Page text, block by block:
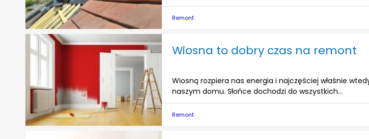
Remont
Wiosna to dobry czas na remont
Wiosną rozpiera nas energia i najczęściej właśnie
naszym domu. Słońce dochodzi do wszystkich...
Remont